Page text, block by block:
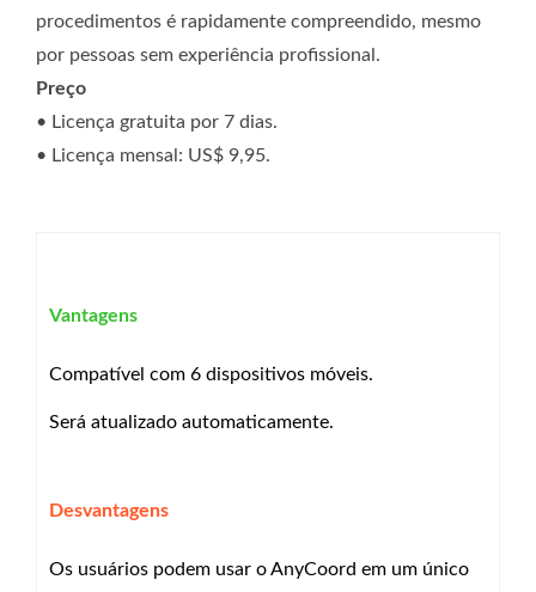
procedimentos é rapidamente compreendido, mesmo
por pessoas sem experiência profissional.
Preço
• Licença gratuita por 7 dias.
• Licença mensal: US$ 9,95.
Vantagens
Compatível com 6 dispositivos móveis.
Será atualizado automaticamente.
Desvantagens
Os usuários podem usar o AnyCoord em um único